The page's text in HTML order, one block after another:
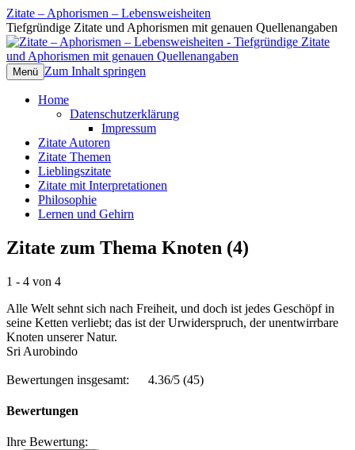
Zitate – Aphorismen – Lebensweisheiten
Tiefgründige Zitate und Aphorismen mit genauen Quellenangaben
Menü Zum Inhalt springen
Home
Datenschutzerklärung
Impressum
Zitate Autoren
Zitate Themen
Lieblingszitate
Zitate mit Interpretationen
Philosophie
Lernen und Gehirn
Zitate zum Thema Knoten (4)
1 - 4 von 4
Alle Welt sehnt sich nach Freiheit, und doch ist jedes Geschöpf in
seine Ketten verliebt; das ist der Urwiderspruch, der unentwirrbare
Knoten unserer Natur.
Sri Aurobindo
Bewertungen insgesamt: 4.36/5 (45)
Bewertungen
Ihre Bewertung: